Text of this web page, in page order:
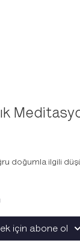
doğumla ilgili
ile zihnini rahatlat.
dindir.
için abone ol